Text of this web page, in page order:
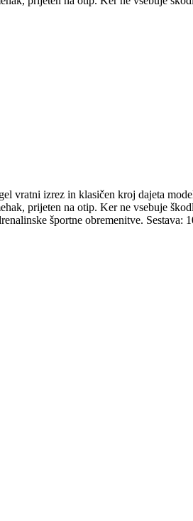
vratni izrez in klasičen kroj dajeta
prijeten na otip. Ker ne vsebuje
športne obremenitve. Sestava: